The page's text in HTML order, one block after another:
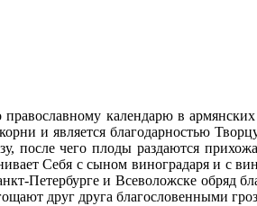
календарю в
и является благодарностью
после чего плоды раздаются
Себя с сыном виноградаря и с
Петербурге и Всеволожске обряд
друг друга благословенными